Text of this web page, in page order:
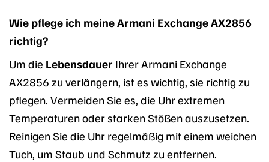
Wie pflege ich meine Armani Exchange AX2856
richtig?
Um die Lebensdauer Ihrer Armani Exchange
AX2856 zu verlängern, ist es wichtig, sie richtig zu
pflegen. Vermeiden Sie es, die Uhr extremen
Temperaturen oder starken Stößen auszusetzen.
Reinigen Sie die Uhr regelmäßig mit einem weichen
Tuch, um Staub und Schmutz zu entfernen.